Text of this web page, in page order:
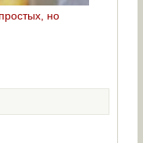
но